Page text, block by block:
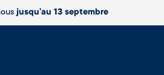
jusqu’au 13 septembre